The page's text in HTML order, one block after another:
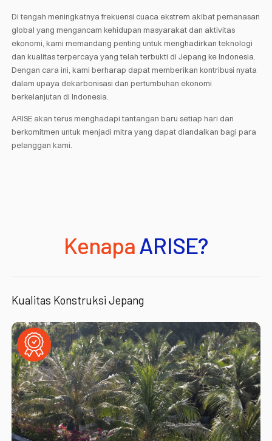
Di tengah meningkatnya frekuensi cuaca ekstrem akibat pemanasan
global yang mengancam kehidupan masyarakat dan aktivitas
ekonomi, kami memandang penting untuk menghadirkan teknologi
dan kualitas terpercaya yang telah terbukti di Jepang ke Indonesia.
Dengan cara ini, kami berharap dapat memberikan kontribusi nyata
dalam upaya dekarbonisasi dan pertumbuhan ekonomi
berkelanjutan di Indonesia.
ARISE akan terus menghadapi tantangan baru setiap hari dan
berkomitmen untuk menjadi mitra yang dapat diandalkan bagi para
pelanggan kami.
KenapaARISE?
Kualitas Konstruksi Jepang